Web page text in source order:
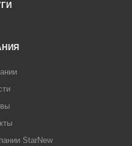
StarNew